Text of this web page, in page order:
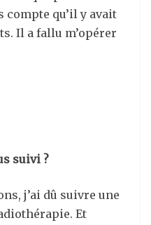
compte qu’il y avait
Il a fallu m’opérer
suivi ?
j’ai dû suivre une
Et